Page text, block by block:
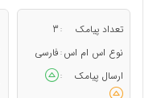
تعداد پیامک :
3
نوع اس ام اس : فارسی
ارسال پیامک
: